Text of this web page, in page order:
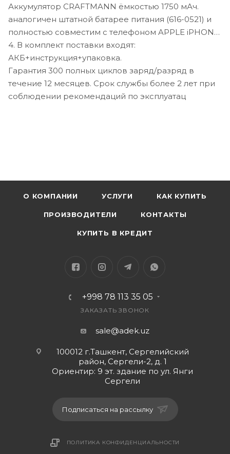
Аккумулятор CRAFTMANN ёмкостью 1750 мАч.
аналогичен штатной батарее питания (616-0521) и
полностью совместим с телефоном APPLE iPHONE
4. В комплект поставки входят:
АКБ+инструкция+упаковка.
Гарантия 300 полных циклов заряд/разряд в
течение 12 месяцев. Срок службы более 2 лет при
соблюдении рекомендаций по эксплуатац
О КОМПАНИИ УСЛУГИ КАК КУПИТЬ
ПРОИЗВОДИТЕЛИ КОНТАКТЫ
КУПИТЬ В КРЕДИТ
+998 78 113 35 05
ЗАКАЗАТЬ ЗВОНОК
sale@adek.uz
100012 г.Ташкент, Сергелийский
район, Сергели-2, д. 1
Ориентир: 9 эт. здание по ул. Янги
Сергели
Подписаться на рассылку
ПОЛИТИКА КОНФИДЕНЦИАЛЬНОСТИ